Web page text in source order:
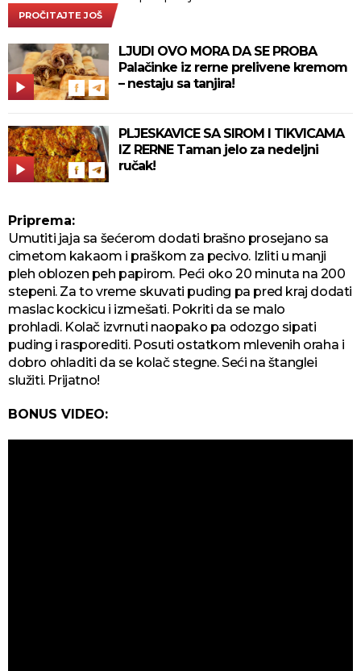
PROČITAJTE JOŠ
LJUDI OVO MORA DA SE PROBA
Palačinke iz rerne prelivene kremom
– nestaju sa tanjira!
PLJESKAVICE SA SIROM I TIKVICAMA
IZ RERNE Taman jelo za nedeljni
ručak!
Priprema:
Umutiti jaja sa šećerom dodati brašno prosejano sa
cimetom kakaom i praškom za pecivo. Izliti u manji
pleh oblozen peh papirom. Peći oko 20 minuta na 200
stepeni. Za to vreme skuvati puding pa pred kraj dodati
maslac kockicu i izmešati. Pokriti da se malo
prohladi. Kolač izvrnuti naopako pa odozgo sipati
puding i rasporediti. Posuti ostatkom mlevenih oraha i
dobro ohladiti da se kolač stegne. Seći na štanglei
služiti. Prijatno!
BONUS VIDEO: